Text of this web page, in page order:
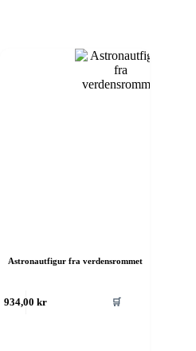
Astronautfigur fra verdensrommet
934,00kr 🛒